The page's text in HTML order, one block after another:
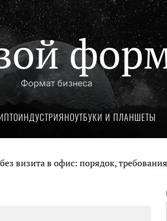
Формат бизнеса
НОУТБУКИ И ПЛАНШЕТЫ
в офис: порядок, требования и